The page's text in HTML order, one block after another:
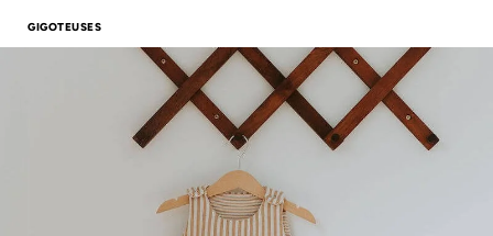
GIGOTEUSES